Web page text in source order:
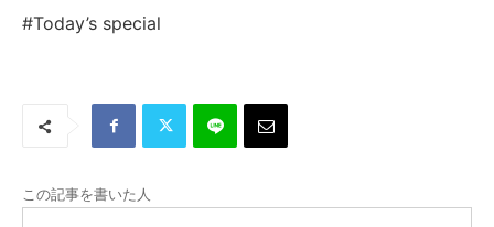
#Today’s special
この記事を書いた人